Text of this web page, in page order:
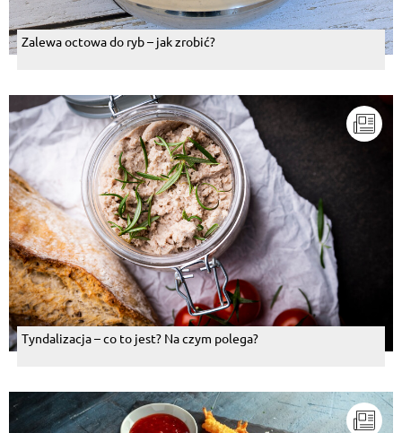
Zalewa octowa do ryb – jak zrobić?
Tyndalizacja – co to jest? Na czym polega?